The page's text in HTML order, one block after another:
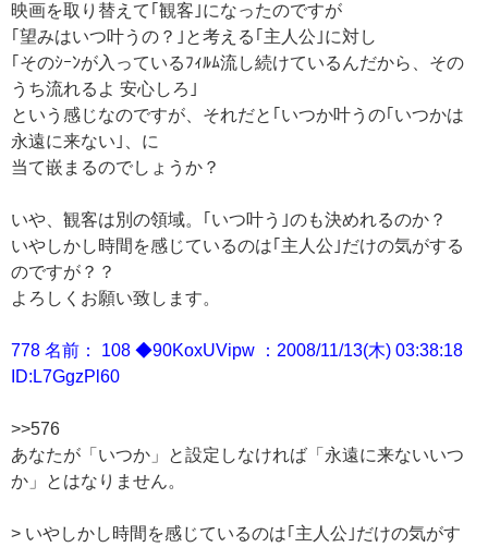
映画を取り替えて｢観客｣になったのですが
｢望みはいつ叶うの？｣と考える｢主人公｣に対し
｢そのｼｰﾝが入っているﾌｨﾙﾑ流し続けているんだから、その
うち流れるよ 安心しろ｣
という感じなのですが、それだと｢いつか叶うの｢いつかは
永遠に来ない｣、に
当て嵌まるのでしょうか？
いや、観客は別の領域。｢いつ叶う｣のも決めれるのか？
いやしかし時間を感じているのは｢主人公｣だけの気がする
のですが？？
よろしくお願い致します。
778 名前： 108 ◆90KoxUVipw ：2008/11/13(木) 03:38:18
ID:L7GgzPl60
>>576
あなたが「いつか」と設定しなければ「永遠に来ないいつ
か」とはなりません。
> いやしかし時間を感じているのは｢主人公｣だけの気がす